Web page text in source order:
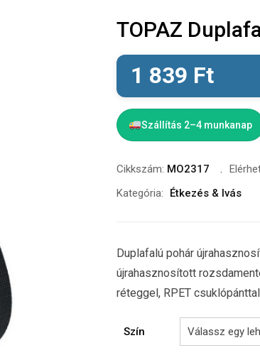
TOPAZ
1 839 Ft
Szállítás 2–4 munkanap
Cikkszám: MO2317
Kategória:
Étkezés & Ivás
Duplafalú pohár
újrahasznosított
réteggel, RPET
Szín